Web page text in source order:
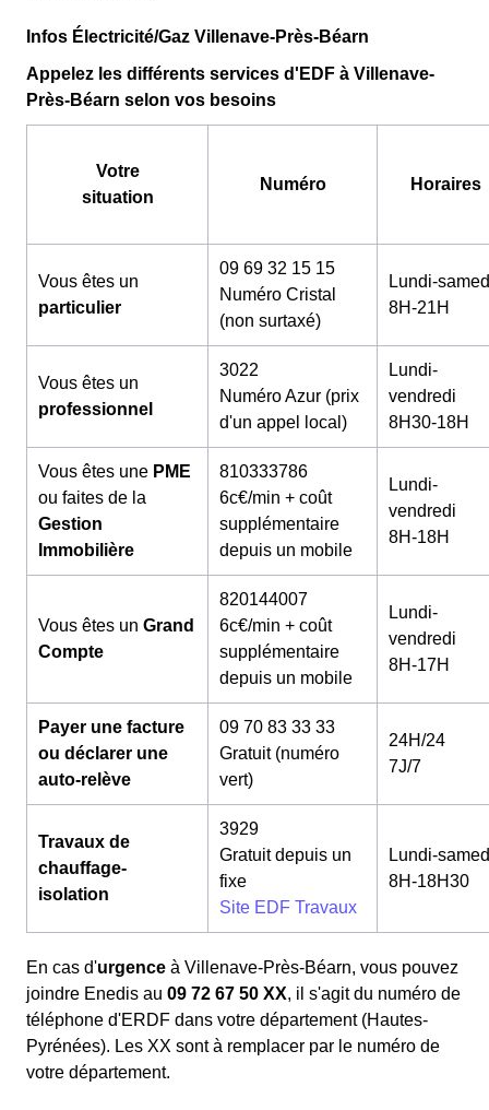
Infos Électricité/Gaz Villenave-Près-Béarn
Appelez les différents services d'EDF à Villenave-
Près-Béarn selon vos besoins
Votre
situation
Numéro Horaires
Vous êtes un
particulier
09 69 32 15 15
Numéro Cristal
(non surtaxé)
Lundi-
8H-21H
Vous êtes un
professionnel
3022
Numéro Azur (prix
d'un appel local)
Lundi-
vendredi
8H30-18H
Vous êtes une PME
ou faites de la
Gestion
Immobilière
810333786
6c€/min + coût
supplémentaire
depuis un mobile
Lundi-
vendredi
8H-18H
Vous êtes un Grand
Compte
820144007
6c€/min + coût
supplémentaire
depuis un mobile
Lundi-
vendredi
8H-17H
Payer une facture
ou déclarer une
auto-relève
09 70 83 33 33
Gratuit (numéro
vert)
24H/24
7J/7
Travaux de
chauffage-
isolation
3929
Gratuit depuis un
fixe
Site EDF Travaux
Lundi-
8H-18H30
En cas d'urgence à Villenave-Près-Béarn, vous pouvez
joindre Enedis au 09 72 67 50 XX, il s'agit du numéro de
téléphone d'ERDF dans votre département (Hautes-
Pyrénées). Les XX sont à remplacer par le numéro de
votre département.